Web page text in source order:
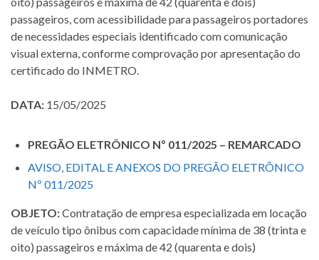
passageiros, com acessibilidade para passageiros portadores
de necessidades especiais identificado com comunicação
visual externa, conforme comprovação por apresentação do
certificado do INMETRO.
DATA: 15/05/2025
PREGÃO ELETRÔNICO Nº 011/2025 – REMARCADO
AVISO, EDITAL E ANEXOS DO PREGÃO ELETRÔNICO
Nº 011/2025
OBJETO:Contratação de empresa especializada em locação
de veículo tipo ônibus com capacidade mínima de 38 (trinta e
oito) passageiros e máxima de 42 (quarenta e dois)